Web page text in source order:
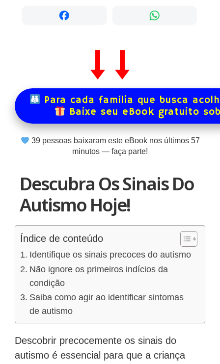
Para cada família que busca
Baixe seu eBook gratuito
39pessoas baixaram este eBook nos últimos 57
minutos — faça parte!
Descubra Os Sinais Do
Autismo Hoje!
Índice de conteúdo
Identifique os sinais precoces do autismo
Não ignore os primeiros indícios da
condição
Saiba como agir ao identificar sintomas
de autismo
Descobrir precocemente os sinais do
autismo é essencial para que a criança